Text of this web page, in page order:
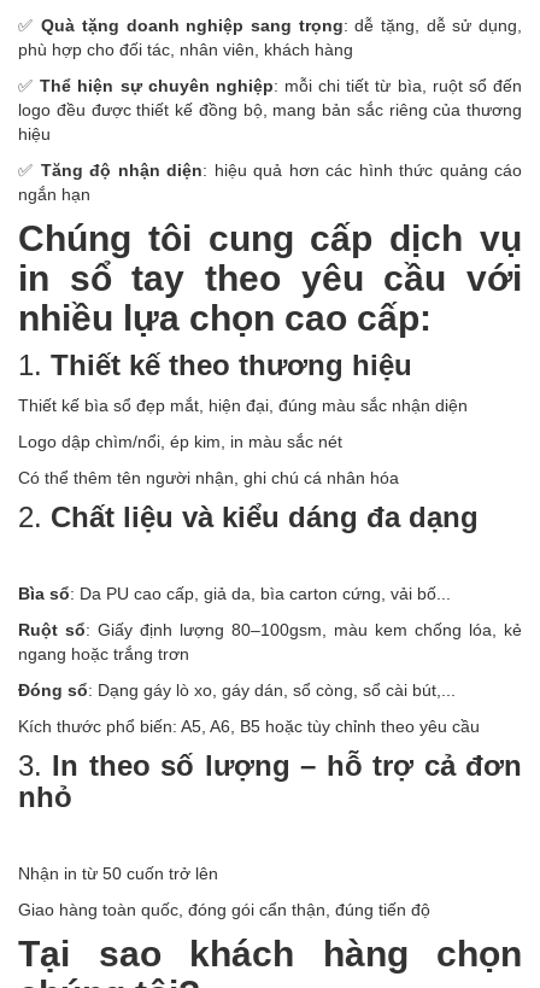
✅Quà tặng doanh nghiệp sang trọng: dễ tặng, dễ sử dụng,
phù hợp cho đối tác, nhân viên, khách hàng
✅Thể hiện sự chuyên nghiệp: mỗi chi tiết từ bìa, ruột sổ đến
logo đều được thiết kế đồng bộ, mang bản sắc riêng của thương
hiệu
✅ Tăng độ nhận diện: hiệu quả hơn các hình thức quảng cáo
ngắn hạn
Chúng tôi cung cấp dịch vụ
in sổ tay theo yêu cầu với
nhiều lựa chọn cao cấp:
1. Thiết kế theo thương hiệu
Thiết kế bìa sổ đẹp mắt, hiện đại, đúng màu sắc nhận diện
Logo dập chìm/nổi, ép kim, in màu sắc nét
Có thể thêm tên người nhận, ghi chú cá nhân hóa
2. Chất liệu và kiểu dáng đa dạng
Bìa sổ: Da PU cao cấp, giả da, bìa carton cứng, vải bố...
Ruột sổ: Giấy định lượng 80–100gsm, màu kem chống lóa, kẻ
ngang hoặc trắng trơn
Đóng sổ: Dạng gáy lò xo, gáy dán, sổ còng, sổ cài bút,...
Kích thước phổ biến: A5, A6, B5 hoặc tùy chỉnh theo yêu cầu
3. In theo số lượng – hỗ trợ cả đơn
nhỏ
Nhận in từ 50 cuốn trở lên
Giao hàng toàn quốc, đóng gói cẩn thận, đúng tiến độ
Tại sao khách hàng chọn